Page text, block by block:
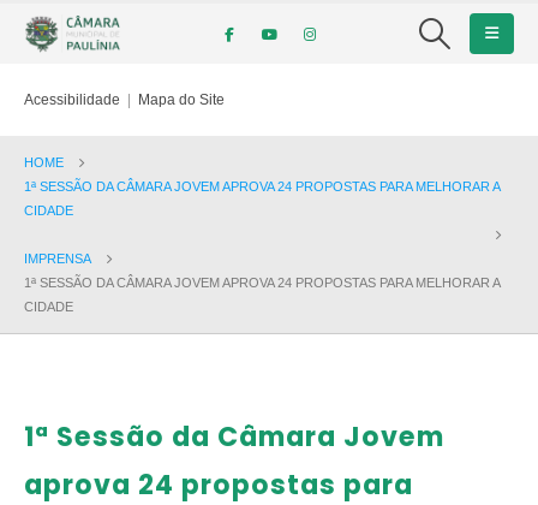
Acessibilidade | Mapa do Site
HOME
1ª SESSÃO DA CÂMARA JOVEM APROVA 24 PROPOSTAS PARA MELHORAR A
CIDADE
IMPRENSA
1ª SESSÃO DA CÂMARA JOVEM APROVA 24 PROPOSTAS PARA MELHORAR A
CIDADE
1ª Sessão da Câmara Jovem
aprova 24 propostas para